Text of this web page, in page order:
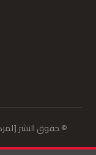
© حقوق النشر